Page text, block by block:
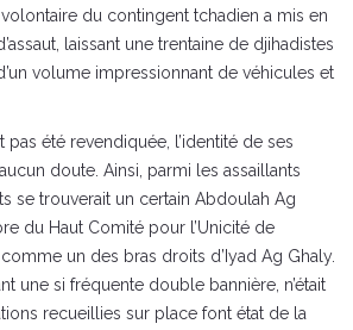
du contingent tchadien a mis en
laissant une trentaine de djihadistes
volume impressionnant de véhicules et
pas été revendiquée, l’identité de ses
doute. Ainsi, parmi les assaillants
se trouverait un certain Abdoulah Ag
du Haut Comité pour l’Unicité de
comme un des bras droits d’Iyad Ag Ghaly.
une si fréquente double bannière, n’était
recueillies sur place font état de la